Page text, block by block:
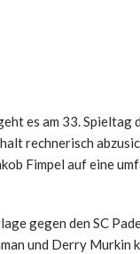
es am 33.
rechnerisch
Fimpel auf eine
gegen den SC
und Derry Murkin